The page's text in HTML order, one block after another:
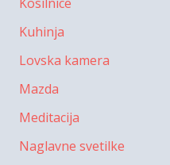
Kuhinja
Lovska kamera
Mazda
Meditacija
Naglavne svetilke